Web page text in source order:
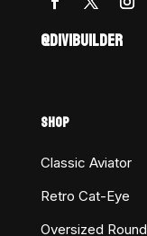
@DIVIBUILDER
SHOP
Classic Aviator
Retro Cat-Eye
Oversized Round